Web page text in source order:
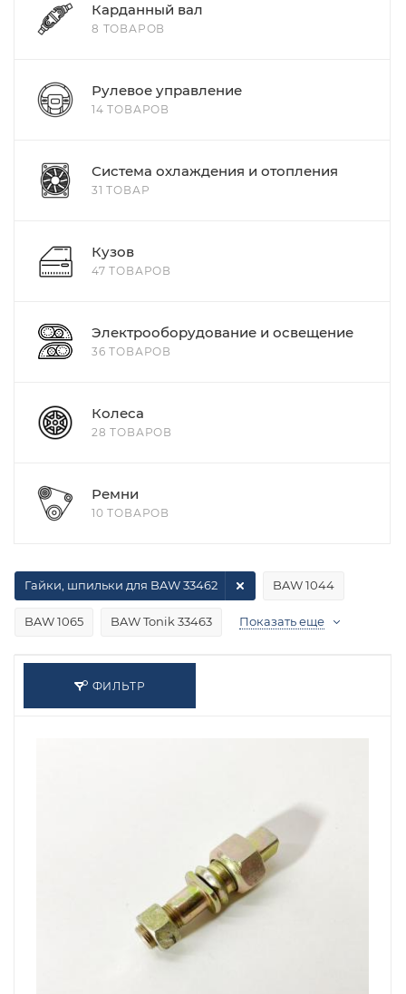
Карданный вал
8 ТОВАРОВ
Рулевое управление
14 ТОВАРОВ
Система охлаждения и отопления
31 ТОВАР
Кузов
47 ТОВАРОВ
Электрооборудование и освещение
36 ТОВАРОВ
Колеса
28 ТОВАРОВ
Ремни
10 ТОВАРОВ
BAW 1044
BAW 1065 BAW Tonik 33463
Гайки, шпильки для BAW 33462
Показать еще
ФИЛЬТР